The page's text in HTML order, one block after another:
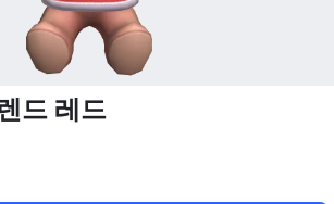
드 레드